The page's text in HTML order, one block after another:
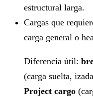
estructural larga.
Cargas que
carga general o
Diferencia útil:
(carga suelta,
Project cargo